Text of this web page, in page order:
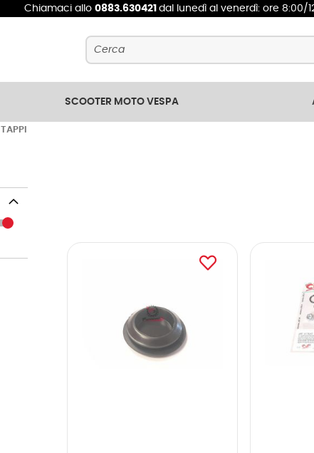
Chiamaci allo 0883.630421 dal lunedì al venerdì: ore 8:00/
Cerca
SCOOTER MOTO VESPA
TAPPI